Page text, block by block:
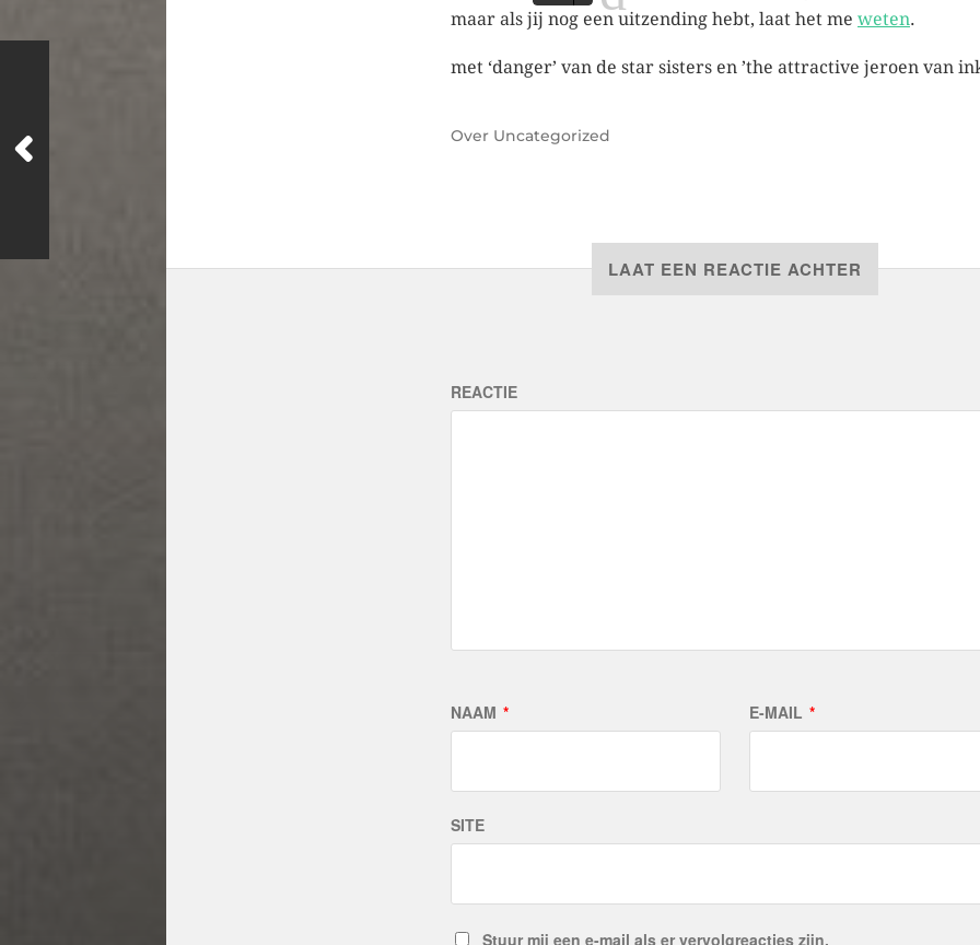
maar als jij nog een uitzending hebt, laat het me weten.
met ‘danger’ van de star sisters en ’the attractive jeroen van
Over Uncategorized
LAAT EEN REACTIE ACHTER
REACTIE
NAAM * E-MAIL *
SITE
Stuur mij een e-mail als er vervolgreacties zijn.